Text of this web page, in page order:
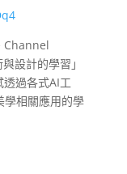
Channel
設計的學習」
透過各式AI工
學相關應用的學